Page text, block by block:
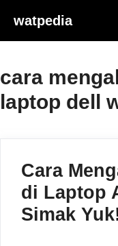
content
watpedia
cara
laptop dell
Cara
di Laptop
Simak